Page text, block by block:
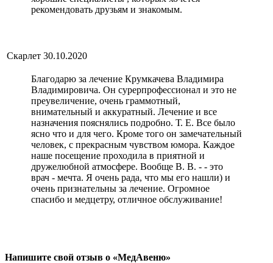
рекомендовать друзьям и знакомым.
Скарлет 30.10.2020
Благодарю за лечение Крумкачева Владимира
Владимировича. Он сурерпрофессионал и это не
преувеличение, очень граммотный,
внимательный и аккуратный. Лечение и все
назначения пояснялись подробно. Т. Е. Все было
ясно что и для чего. Кроме того он замечательный
человек, с прекрасным чувством юмора. Каждое
наше посещение проходила в приятной и
дружелюбной атмосфере. Вообще В. В. - - это
врач - мечта. Я очень рада, что мы его нашли) и
очень признательны за лечение. Огромное
спасибо и медцетру, отличное обслуживание!
Напишите свой отзыв о «МедАвеню»